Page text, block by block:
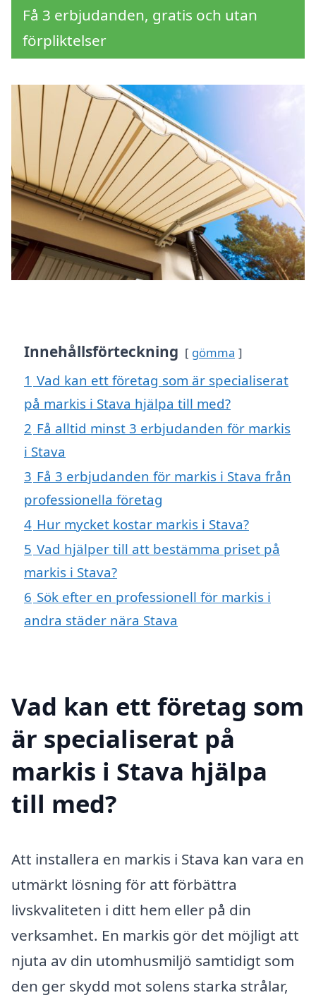
Få 3 erbjudanden, gratis och utan
förpliktelser
Innehållsförteckning gömma
1 Vad kan ett företag som är specialiserat
på markis i Stava hjälpa till med?
2 Få alltid minst 3 erbjudanden för markis
i Stava
3 Få 3 erbjudanden för markis i Stava från
professionella företag
4 Hur mycket kostar markis i Stava?
5 Vad hjälper till att bestämma priset på
markis i Stava?
6 Sök efter en professionell för markis i
andra städer nära Stava
Vad kan ett företag som
är specialiserat på
markis i Stava hjälpa
till med?
Att installera en markis i Stava kan vara en
utmärkt lösning för att förbättra
livskvaliteten i ditt hem eller på din
verksamhet. En markis gör det möjligt att
njuta av din utomhusmiljö samtidigt som
den ger skydd mot solens starka strålar,